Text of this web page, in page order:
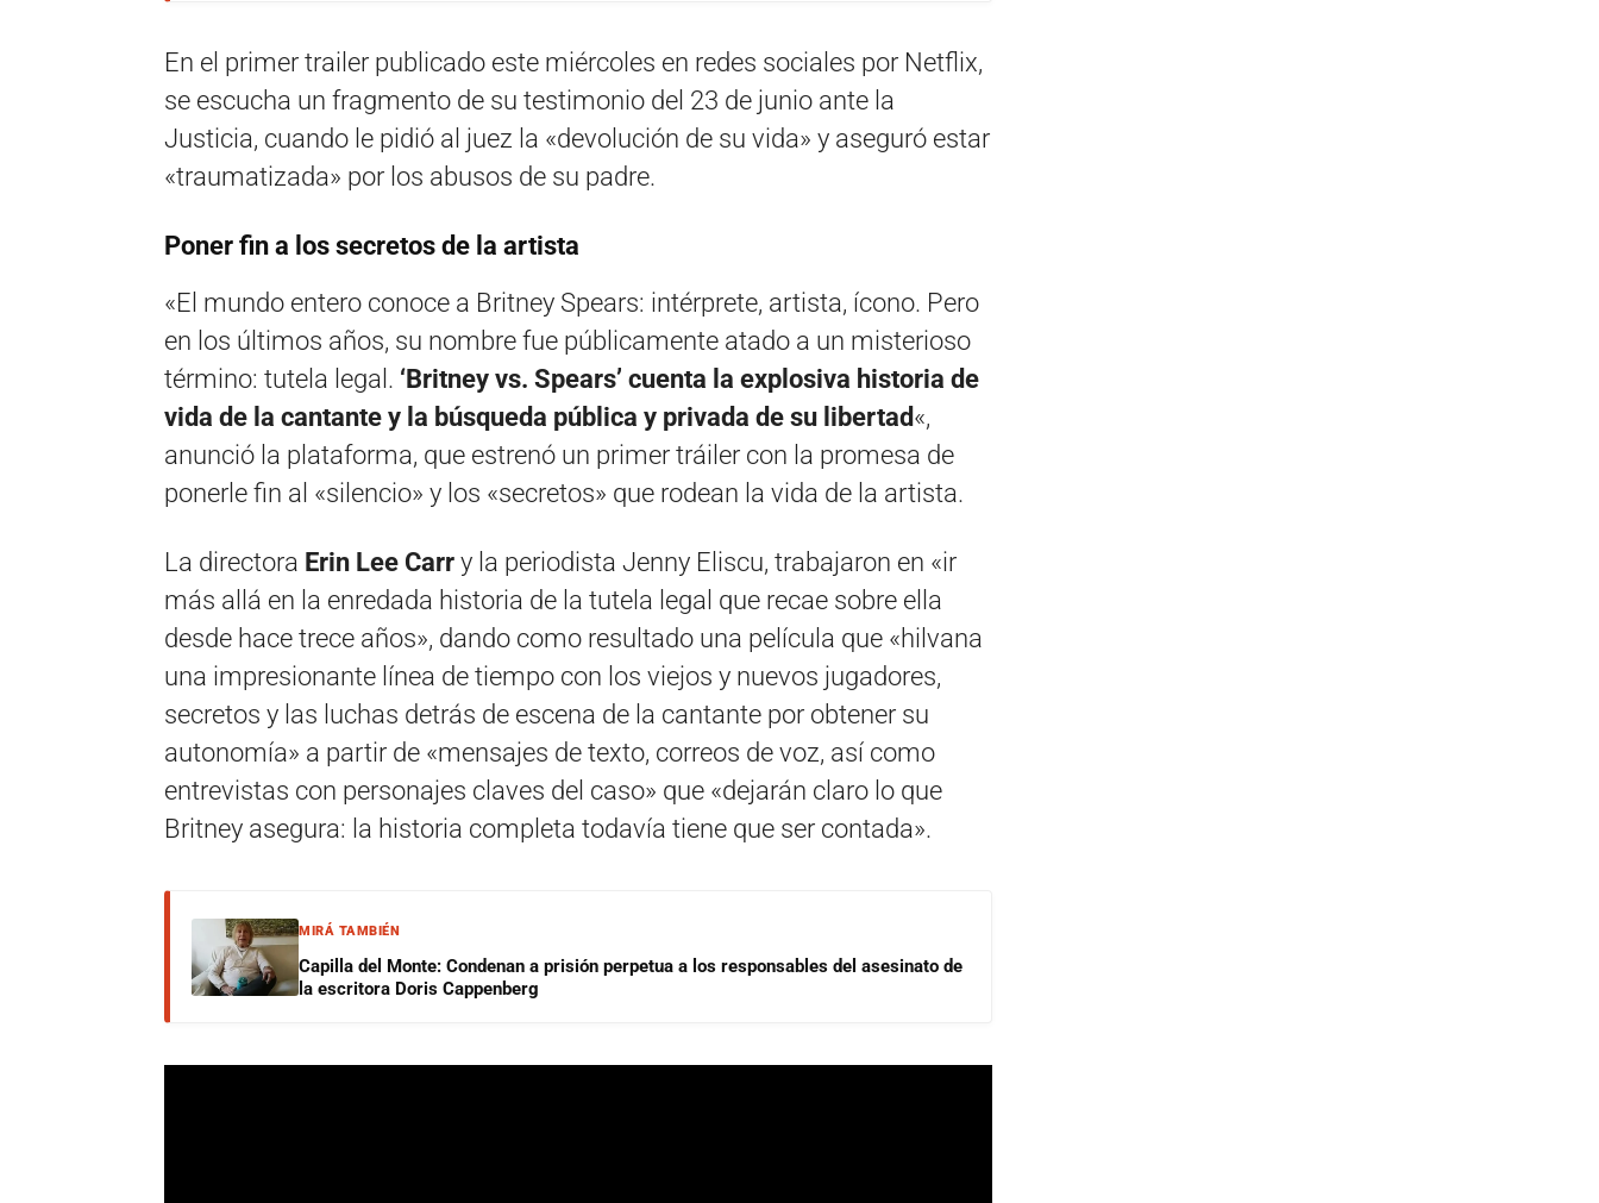
En el primer trailer publicado este miércoles en redes sociales por Netflix,
se escucha un fragmento de su testimonio del 23 de junio ante la
Justicia, cuando le pidió al juez la «devolución de su vida» y aseguró estar
«traumatizada» por los abusos de su padre.
Poner fin a los secretos de la artista
«El mundo entero conoce a Britney Spears: intérprete, artista, ícono. Pero
en los últimos años, su nombre fue públicamente atado a un misterioso
término: tutela legal. ‘Britney vs. Spears’ cuenta la explosiva historia de
vida de la cantante y la búsqueda pública y privada de su libertad«,
anunció la plataforma, que estrenó un primer tráiler con la promesa de
ponerle fin al «silencio» y los «secretos» que rodean la vida de la artista.
La directora Erin Lee Carr y la periodista Jenny Eliscu, trabajaron en «ir
más allá en la enredada historia de la tutela legal que recae sobre ella
desde hace trece años», dando como resultado una película que «hilvana
una impresionante línea de tiempo con los viejos y nuevos jugadores,
secretos y las luchas detrás de escena de la cantante por obtener su
autonomía» a partir de «mensajes de texto, correos de voz, así como
entrevistas con personajes claves del caso» que «dejarán claro lo que
Britney asegura: la historia completa todavía tiene que ser contada».
MIRÁ TAMBIÉN
Capilla del Monte: Condenan a prisión perpetua a los responsables del asesinato de
la escritora Doris Cappenberg